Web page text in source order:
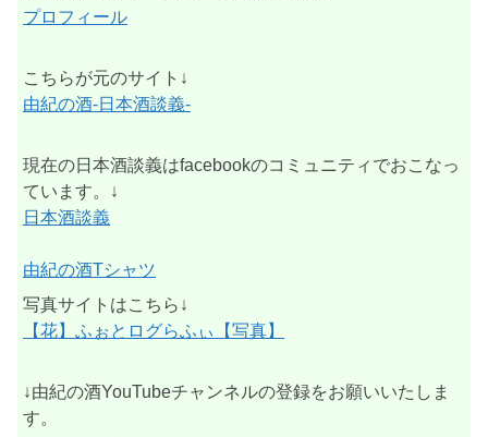
プロフィール
こちらが元のサイト↓
由紀の酒-日本酒談義-
現在の日本酒談義はfacebookのコミュニティでおこなっ
ています。↓
日本酒談義
由紀の酒Tシャツ
写真サイトはこちら↓
【花】ふぉとログらふぃ【写真】
↓由紀の酒YouTubeチャンネルの登録をお願いいたしま
す。